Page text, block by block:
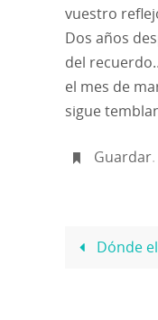
vuestro
Dos años
del
el mes de
sigue
Guardar.
Dónde